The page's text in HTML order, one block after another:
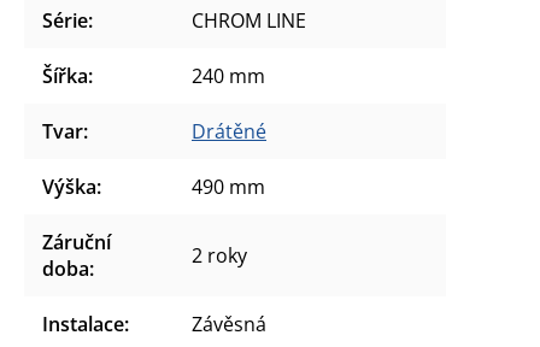
Série: CHROM LINE
Šířka: 240 mm
Tvar: Drátěné
Výška: 490 mm
Záruční
doba: 2 roky
Instalace: Závěsná